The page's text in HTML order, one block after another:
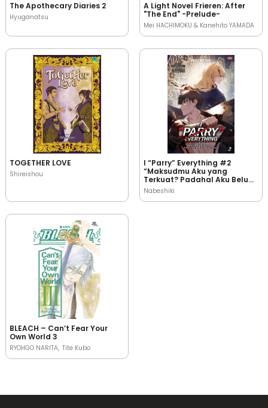
The Apothecary Diaries 2
Hyuganatsu
A Light Novel Frieren: After
"The End" -Prelude-
Mei HACHIMOKU & Kanehito YAMADA
TOGETHER LOVE
Shireishou
I “Parry” Everything #2
“Maksudmu Aku yang
Terkuat? Padahal Aku Belum
Jadi Petualang!”
Nabeshiki
BLEACH – Can’t Fear Your
Own World 3
RYOHGO NARITA Tite Kubo